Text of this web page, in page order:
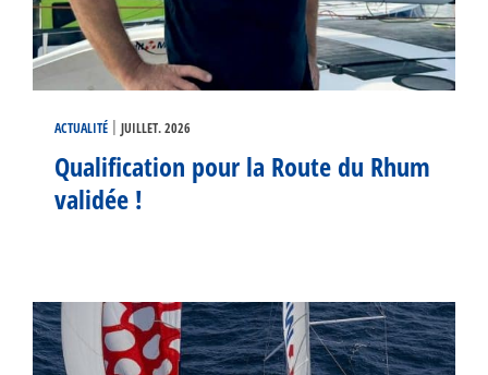
ACTUALITÉ | JUILLET. 2026
Qualification pour la Route du Rhum
validée !